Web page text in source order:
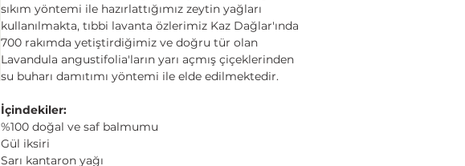
sıkım yöntemi ile hazırlattığımız zeytin yağları
kullanılmakta, tıbbi lavanta özlerimiz Kaz Dağlar'ında
700 rakımda yetiştirdiğimiz ve doğru tür olan
Lavandula angustifolia'ların yarı açmış çiçeklerinden
su buharı damıtımı yöntemi ile elde edilmektedir.
İçindekiler:
%100 doğal ve saf balmumu
Gül iksiri
Sarı kantaron yağı